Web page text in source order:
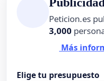
Peticion.es
3,000
Más
Elige tu presupuesto